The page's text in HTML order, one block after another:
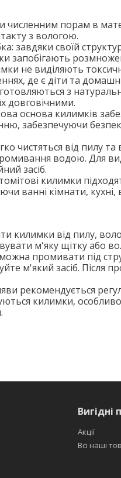
порам в
з вологою.
завдяки своїй
запобігають
не виділяють
де є діти та
з
довговічними.
основа килимків
забезпечуючи
чистяться від пилу
водою. Для
засіб.
килимки
ванні кімнати, кухні,
килимки від пилу,
м'яку щітку або
промивати під
м'який засіб. Після
рекомендується
килимки,
Вигідні
Акції
Всі наші